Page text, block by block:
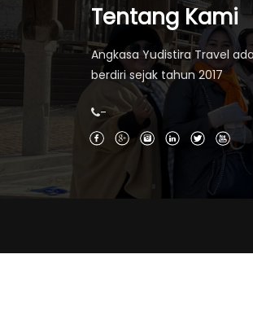
Tentang Kami
Angkasa Yudistira Travel
berdiri sejak tahun 2017
-